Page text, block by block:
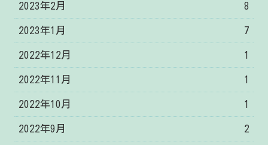
2023年2月 8
2023年1月 7
2022年12月 1
2022年11月 1
2022年10月 1
2022年9月 2